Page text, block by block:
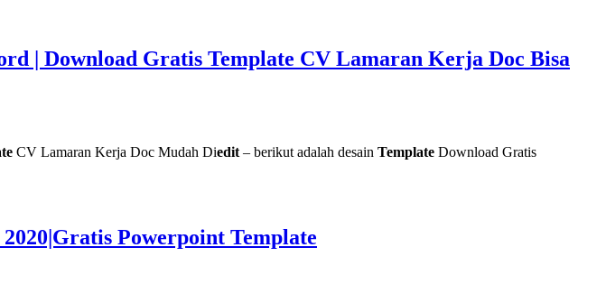
| Download Gratis Template CV Lamaran Kerja Doc Bisa
CV Lamaran Kerja Doc Mudah Diedit – berikut adalah desain Template Download Gratis
Powerpoint Template